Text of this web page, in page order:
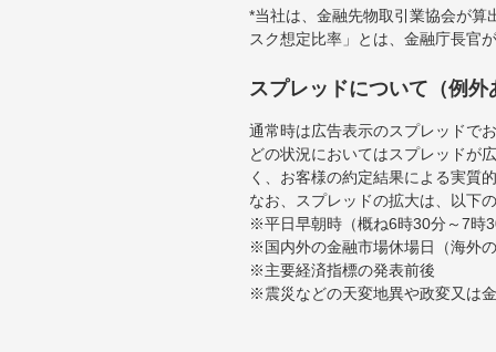
*当社は、金融先物取引業協会が算
スク想定比率」とは、金融庁長官
スプレッドについて（例外
通常時は広告表示のスプレッドで
どの状況においてはスプレッドが
く、お客様の約定結果による実質
なお、スプレッドの拡大は、以下
※平日早朝時（概ね6時30分～7時
※国内外の金融市場休場日（海外
※主要経済指標の発表前後
※震災などの天変地異や政変又は